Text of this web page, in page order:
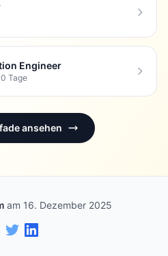
Engineer
Tage
ansehen
am 16. Dezember 2025